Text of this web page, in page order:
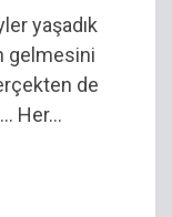
yaşadık
gelmesini
de
Her...